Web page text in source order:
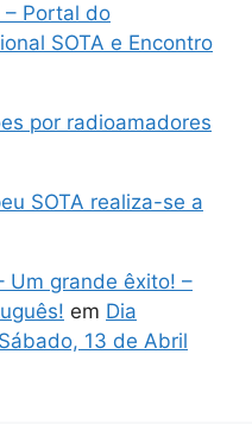
– Portal do
SOTA e Encontro
por radioamadores
SOTA realiza-se a
Um grande êxito! –
em Dia
13 de Abril